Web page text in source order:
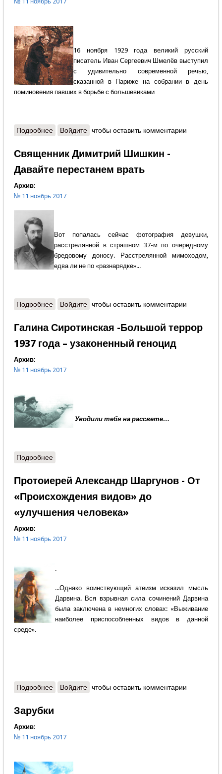
16 ноября 1929 года великий русский
писатель Иван Сергеевич Шмелёв выступил
с удивительно современной речью,
сказанной в Париже на собрании в день
поминовения павших в борьбе с большевиками
Подробнеео Иван Шмелёв - Удар в душу
Войдите чтобы оставить комментарии
Священник Димитрий Шишкин -
Давайте перестанем врать
Архив:
№ 11 ноябрь 2017
Вот попалась сейчас фотография девушки,
расстрелянной в страшном 37-м по очередному
бредовому доносу. Расстрелянной мимоходом,
едва ли не по «разнарядке»...
Подробнеео Священник Димитрий Шишкин - Давайте
Войдите чтобы оставить комментарии
Галина Сиротинская -Большой террор
1937 года – узаконенный геноцид
Архив:
№ 11 ноябрь 2017
Уводили тебя на рассвете…
Подробнеео Галина Сиротинская -Большой террор 1937 года
Протоиерей Александр Шаргунов - От
«Происхождения видов» до
«улучшения человека»
Архив:
№ 11 ноябрь 2017
.
...Однако воинствующий атеизм исказил мысль
Дарвина. Вся взрывная сила сочинений Дарвина
была заключена в немногих словах: «Выживание
наиболее приспособленных видов в данной
среде».
Подробнеео Протоиерей Александр Шаргунов - От
Войдите чтобы оставить комментарии
Зарубки
Архив:
№ 11 ноябрь 2017